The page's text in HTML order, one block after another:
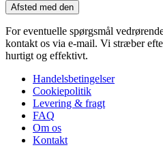
Afsted med den
For eventuelle spørgsmål
kontakt os via e-mail. Vi stræber
hurtigt og effektivt.
Handelsbetingelser
Cookiepolitik
Levering & fragt
FAQ
Om os
Kontakt